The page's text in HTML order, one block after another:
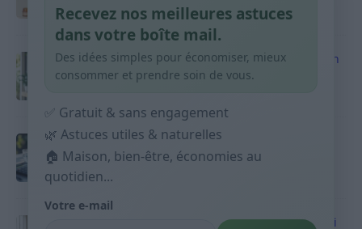
9 avril 2026
Produits ménagers : comment économiser en
courses sans acheter 10 sprays
Budget mensuel : méthode rapide pour
répartir son salaire dès le jour de paie
9 avril 2026
Sport 10 minutes par jour est-ce utile et quoi
Recevez nos meilleures astuces
dans votre boîte mail.
Des idées simples pour économiser, mieux
consommer et prendre soin de vous.
✅ Gratuit & sans engagement
🌿 Astuces utiles & naturelles
🏠 Maison, bien-être, économies au
quotidien...
Votre e-mail